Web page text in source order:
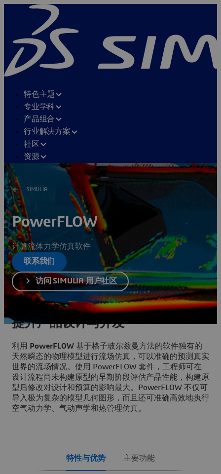
特色主题
专业学科
产品组合
行业解决方案
社区
资源
SIMULIA
PowerFLOW
计算流体力学仿真软件
联系我们
访问 SIMULIA 用户社区
提升产品设计与开发
利用 PowerFLOW 基于格子玻尔兹曼方法的软件独有的
天然瞬态的物理模型进行流场仿真，可以准确的预测真实
世界的流场情况。使用 PowerFLOW 套件，工程师可在
设计流程尚未构建原型的早期阶段评估产品性能，构建原
型后修改对设计和预算的影响最大。PowerFLOW 不仅可
导入极为复杂的模型几何图形，而且还可准确高效地执行
空气动力学、气动声学和热管理仿真。
特性与优势 主要功能